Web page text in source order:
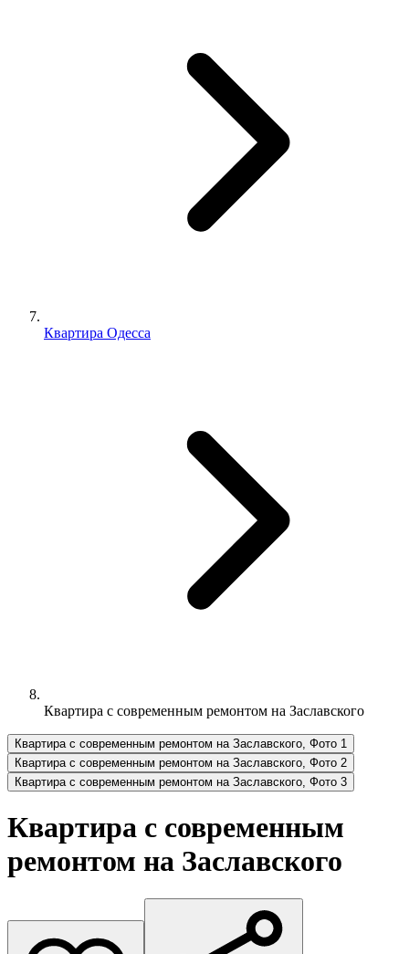
Квартира Одесса
Квартира с современным ремонтом на Заславского
Квартира с современным ремонтом на Заславского, Фото 1
Квартира с современным ремонтом на Заславского, Фото 2
Квартира с современным ремонтом на Заславского, Фото 3
Квартира с современным
ремонтом на Заславского